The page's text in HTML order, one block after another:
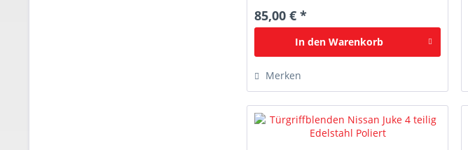
85,00 € *
In den Warenkorb
Merken